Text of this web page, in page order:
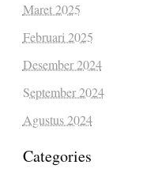
Maret 2025
Februari 2025
Desember 2024
September 2024
Agustus 2024
Categories